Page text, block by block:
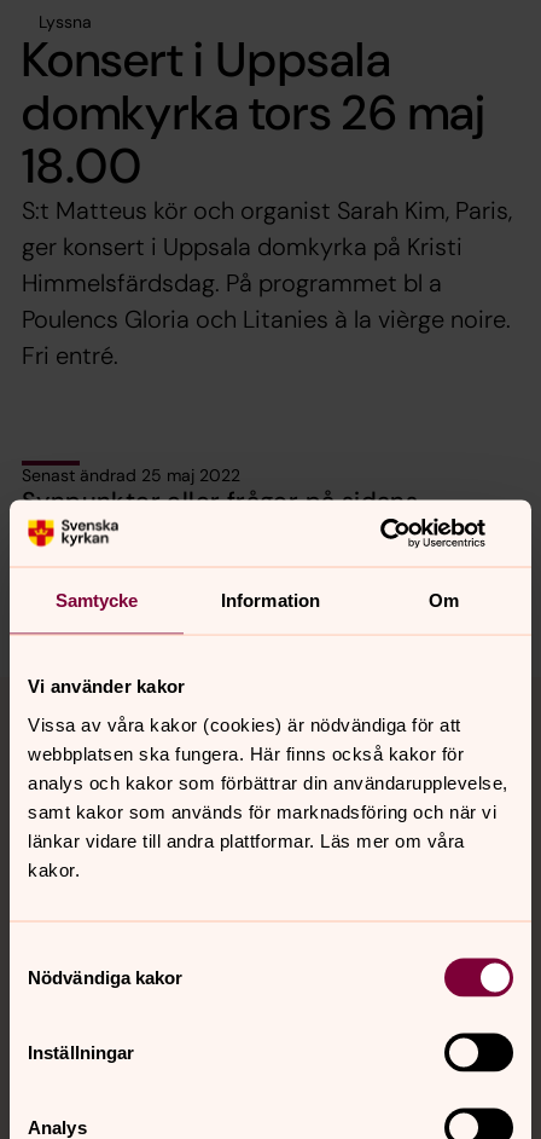
Samtycke Information Om
Vi använder kakor
Vissa av våra kakor (cookies) är nödvändiga för att
webbplatsen ska fungera. Här finns också kakor för
analys och kakor som förbättrar din användarupplevelse,
samt kakor som används för marknadsföring och när vi
länkar vidare till andra plattformar. Läs mer om våra
kakor.
Nödvändiga kakor
Inställningar
Analys
Lyssna
Konsert i Uppsala
domkyrka tors 26 maj
18.00
S:t Matteus kör och organist Sarah Kim, Paris,
ger konsert i Uppsala domkyrka på Kristi
Himmelsfärdsdag. På programmet bl a
Poulencs Gloria och Litanies à la vièrge noire.
Fri entré.
Senast ändrad 25 maj 2022
Synpunkter eller frågor på sidans
innehåll?
sanktmatteus.info@svenskakyrkan.se
Dela
Tillbaka till toppen
Tillbaka till innehållet
Kontakt
Hitta snabbt